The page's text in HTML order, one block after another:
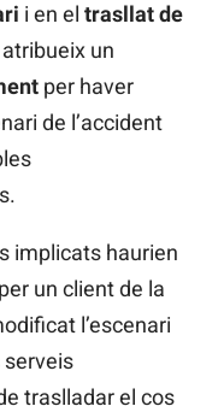
i en el trasllat de
un
per haver
de l’accident
s.
implicats haurien
un client de la
l’escenari
serveis
traslladar el cos